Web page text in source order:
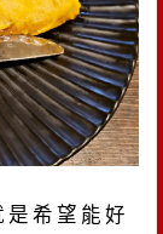
希望能好